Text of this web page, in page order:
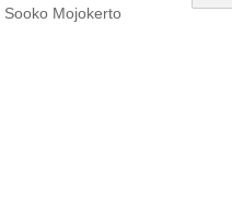
Mojokerto